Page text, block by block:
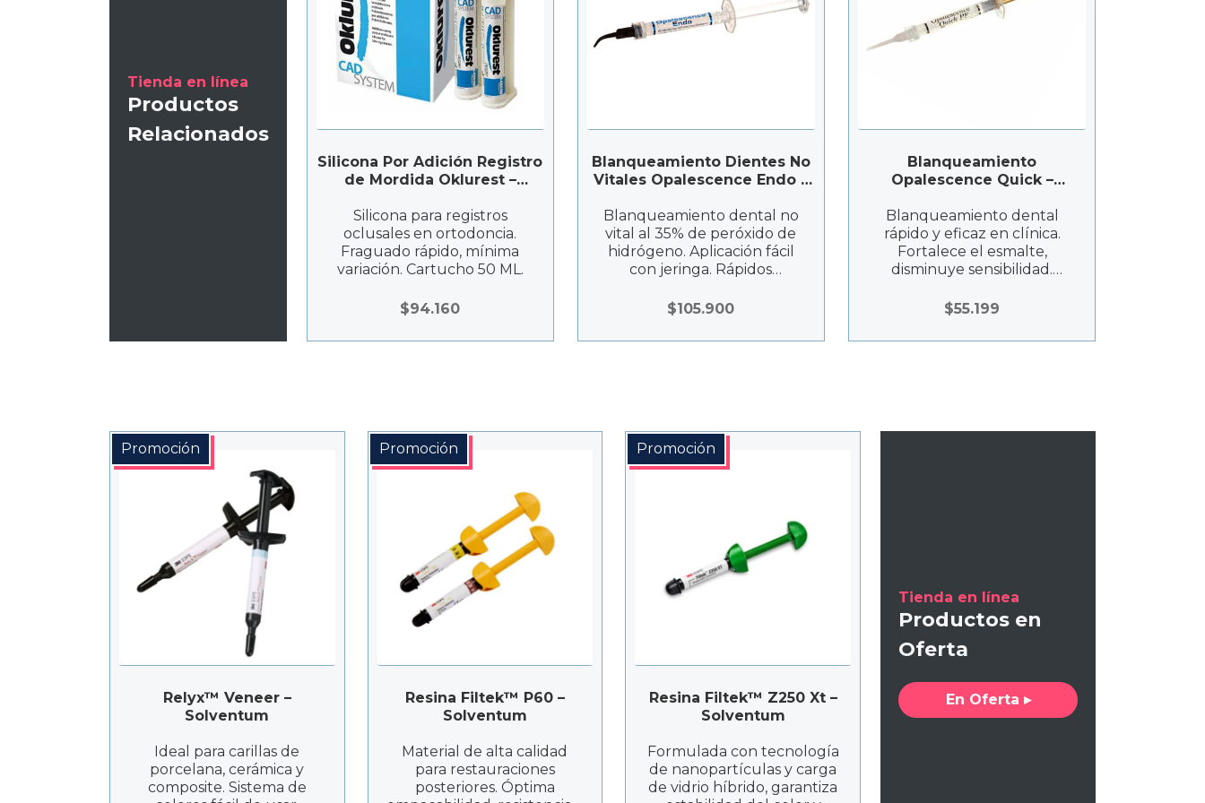
Tienda en línea
Productos
Relacionados
Silicona Por Adición Registro
de Mordida Oklurest –
Silicona para registros
oclusales en ortodoncia.
Fraguado rápido, mínima
variación. Cartucho 50 ML.
$94.160
Blanqueamiento Dientes No
Vitales Opalescence Endo –
Blanqueamiento dental no
vital al 35% de peróxido de
hidrógeno. Aplicación fácil
con jeringa. Rápidos
$105.900
Blanqueamiento
Opalescence Quick –
Blanqueamiento dental
rápido y eficaz en clínica.
Fortalece el esmalte,
disminuye sensibilidad.
$55.199
Tienda en línea
Productos en
Oferta
En Oferta ▸
Promoción
Relyx™ Veneer –
Solventum
Ideal para carillas de
porcelana, cerámica y
composite. Sistema de
Promoción
Resina Filtek™ P60 –
Solventum
Material de alta calidad
para restauraciones
posteriores. Óptima
Promoción
Resina Filtek™ Z250 Xt –
Solventum
Formulada con tecnología
de nanopartículas y carga
de vidrio híbrido, garantiza